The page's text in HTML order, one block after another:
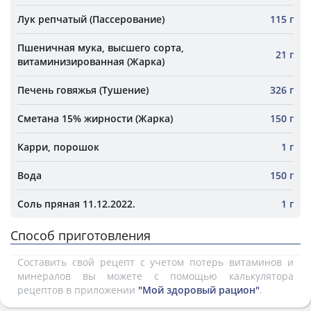
Лук репчатый (Пассерование) 115 г
Пшеничная мука, высшего сорта,
витаминизированная (Жарка)
21 г
Печень говяжья (Тушение) 326 г
Сметана 15% жирности (Жарка) 150 г
Карри, порошок 1 г
Вода 150 г
Соль пряная 11.12.2022. 1 г
Способ приготовления
Составить свой рецепт с учетом потерь витаминов и
минералов вы можете с помощью калькулятора
рецептов в приложении "Мой здоровый рацион".